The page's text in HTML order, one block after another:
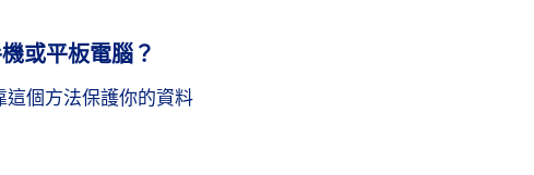
或平板電腦？
個方法保護你的資料